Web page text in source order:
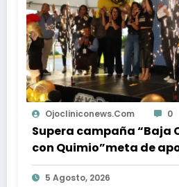
0
campaña “Baja California
de apoyo para
oncológicos
2026